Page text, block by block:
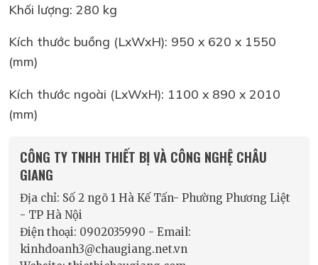
Khối lượng: 280 kg
Kích thước buồng (LxWxH): 950 x 620 x 1550
(mm)
Kích thước ngoài (LxWxH): 1100 x 890 x 2010
(mm)
CÔNG TY TNHH THIẾT BỊ VÀ CÔNG NGHỆ CHÂU
GIANG
Địa chỉ: Số 2 ngõ 1 Hà Kế Tấn- Phường Phương Liệt
- TP Hà Nội
Điện thoại: 0902035990 - Email:
kinhdoanh3@chaugiang.net.vn